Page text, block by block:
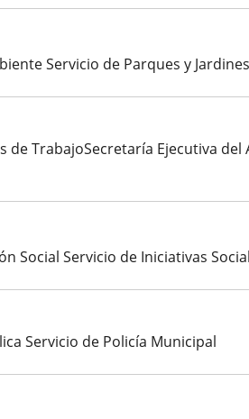
Servicio de Parques y Jardines
TrabajoSecretaría Ejecutiva del
Social Servicio de Iniciativas
Servicio de Policía Municipal